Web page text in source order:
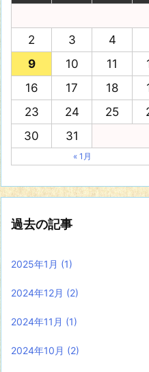
2
3 4
9
10 11
16
17 18
23
24 25
30
31
« 1月
過去の記事
2025年1月 (1)
2024年12月 (2)
2024年11月 (1)
2024年10月 (2)